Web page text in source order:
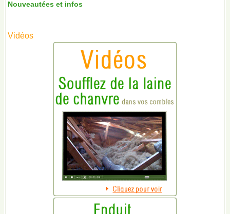
Nouveautées et infos
Vidéos